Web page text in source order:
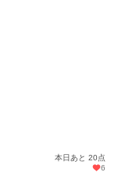
本日あと 20点
6